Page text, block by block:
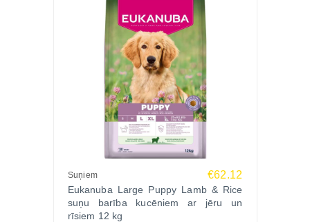
zarnu mikrofloru.
Vai barība palīdz zobu veselībai?
Jā, granulu forma un DentaDefense sistēma palīdz
samazināt aplikumu.
EUKANUBA DOG MEDIUM Vista 15kg pieejama
Zoopasaule.lv internetveikalā ar ātru piegādi visā
Latvijā un iespēju saņemt speciālista konsultāciju
par piemērotāko uzturu jūsu sunim.
Suņiem €62.12
Eukanuba Large Puppy Lamb & Rice
suņu barība kucēniem ar jēru un
rīsiem 12 kg